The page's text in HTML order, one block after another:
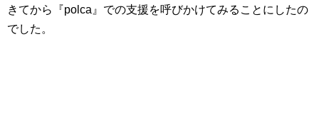
きてから『polca』での支援を呼びかけてみることにしたの
でした。